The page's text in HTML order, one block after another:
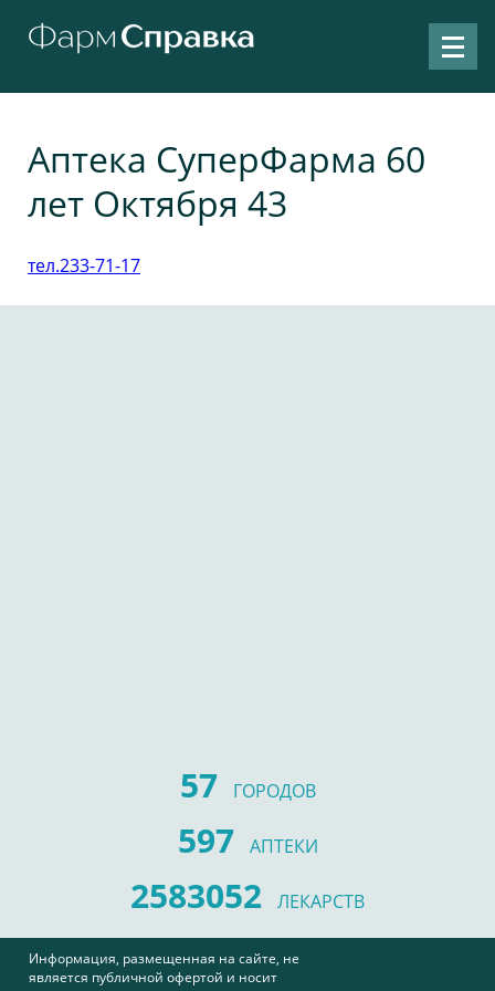
Аптека СуперФарма 60
лет Октября 43
тел.233-71-17
57 ГОРОДОВ
597 АПТЕКИ
2583052 ЛЕКАРСТВ
Информация, размещенная на сайте, не
является публичной офертой и носит